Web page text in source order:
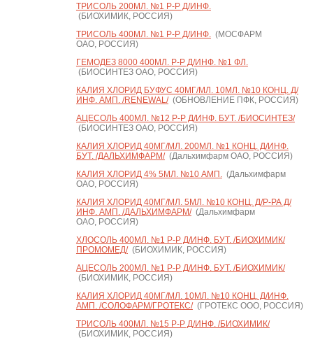
ТРИСОЛЬ 200МЛ. №1 Р-Р Д/ИНФ.
(БИОХИМИК, РОССИЯ)
ТРИСОЛЬ 400МЛ. №1 Р-Р Д/ИНФ.(МОСФАРМ
ОАО, РОССИЯ)
ГЕМОДЕЗ 8000 400МЛ. Р-Р Д/ИНФ. №1 ФЛ.
(БИОСИНТЕЗ ОАО, РОССИЯ)
КАЛИЯ ХЛОРИД БУФУС 40МГ/МЛ. 10МЛ. №10 КОНЦ. Д/
ИНФ. АМП. /RENEWAL/(ОБНОВЛЕНИЕ ПФК, РОССИЯ)
АЦЕСОЛЬ 400МЛ. №12 Р-Р Д/ИНФ. БУТ. /БИОСИНТЕЗ/
(БИОСИНТЕЗ ОАО, РОССИЯ)
КАЛИЯ ХЛОРИД 40МГ/МЛ. 200МЛ. №1 КОНЦ. Д/ИНФ.
БУТ. /ДАЛЬХИМФАРМ/(Дальхимфарм ОАО, РОССИЯ)
КАЛИЯ ХЛОРИД 4% 5МЛ. №10 АМП.(Дальхимфарм
ОАО, РОССИЯ)
КАЛИЯ ХЛОРИД 40МГ/МЛ. 5МЛ. №10 КОНЦ. Д/Р-РА Д/
ИНФ. АМП. /ДАЛЬХИМФАРМ/(Дальхимфарм
ОАО, РОССИЯ)
ХЛОСОЛЬ 400МЛ. №1 Р-Р Д/ИНФ. БУТ. /БИОХИМИК/
ПРОМОМЕД/(БИОХИМИК, РОССИЯ)
АЦЕСОЛЬ 200МЛ. №1 Р-Р Д/ИНФ. БУТ. /БИОХИМИК/
(БИОХИМИК, РОССИЯ)
КАЛИЯ ХЛОРИД 40МГ/МЛ. 10МЛ. №10 КОНЦ. Д/ИНФ.
АМП. /СОЛОФАРМ/ГРОТЕКС/(ГРОТЕКС ООО, РОССИЯ)
ТРИСОЛЬ 400МЛ. №15 Р-Р Д/ИНФ. /БИОХИМИК/
(БИОХИМИК, РОССИЯ)